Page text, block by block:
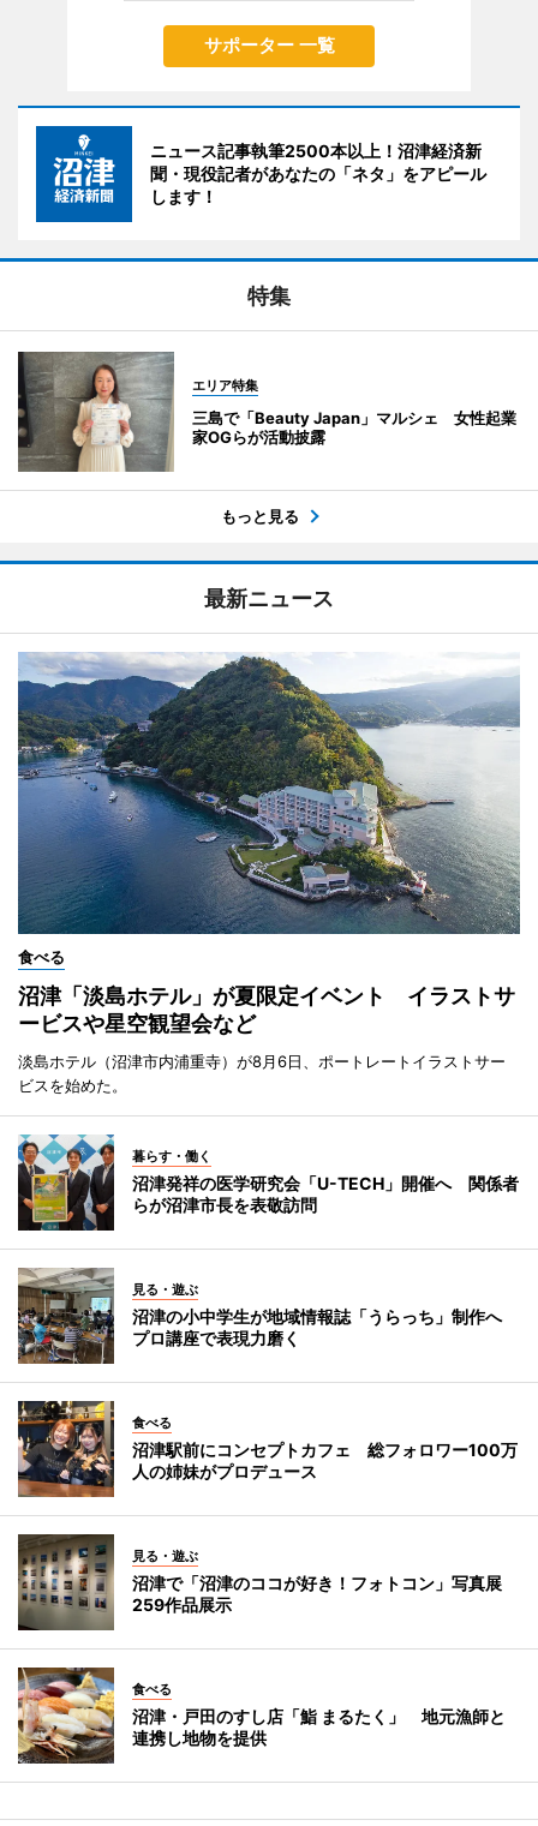
サポーター 一覧
ニュース記事執筆2500本以上！沼津経済新
聞・現役記者があなたの「ネタ」をアピール
します！
特集
エリア特集
三島で「Beauty Japan」マルシェ 女性起業
家OGらが活動披露
もっと見る
最新ニュース
食べる
沼津「淡島ホテル」が夏限定イベント イラストサ
ービスや星空観望会など
淡島ホテル（沼津市内浦重寺）が8月6日、ポートレートイラストサー
ビスを始めた。
暮らす・働く
沼津発祥の医学研究会「U-TECH」開催へ 関係者
らが沼津市長を表敬訪問
見る・遊ぶ
沼津の小中学生が地域情報誌「うらっち」制作へ
プロ講座で表現力磨く
食べる
沼津駅前にコンセプトカフェ 総フォロワー100万
人の姉妹がプロデュース
見る・遊ぶ
沼津で「沼津のココが好き！フォトコン」写真展
259作品展示
食べる
沼津・戸田のすし店「鮨 まるたく」 地元漁師と
連携し地物を提供